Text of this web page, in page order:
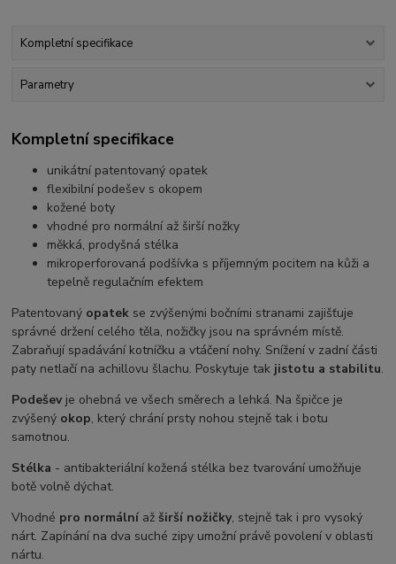
Kompletní specifikace
Parametry
Kompletní specifikace
unikátní patentovaný opatek
flexibilní podešev s okopem
kožené boty
vhodné pro normální až širší nožky
měkká, prodyšná stélka
mikroperforovaná podšívka s příjemným pocitem na kůži a
tepelně regulačním efektem
Patentovaný opatek se zvýšenými bočními stranami zajišťuje
správné držení celého těla, nožičky jsou na správném místě.
Zabraňují spadávání kotníčku a vtáčení nohy. Snížení v zadní části
paty netlačí na achillovu šlachu. Poskytuje tak jistotu a stabilitu.
Podeševje ohebná ve všech směrech a lehká. Na špičce je
zvýšený okop, který chrání prsty nohou stejně tak i botu
samotnou.
Stélka - antibakteriální kožená stélka bez tvarování umožňuje
botě volně dýchat.
Vhodné pro normální až širší nožičky, stejně tak i pro vysoký
nárt. Zapínání na dva suché zipy umožní právě povolení v oblasti
nártu.